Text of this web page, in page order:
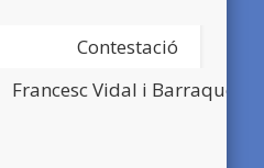
Contestació
Francesc Vidal i Barraquer